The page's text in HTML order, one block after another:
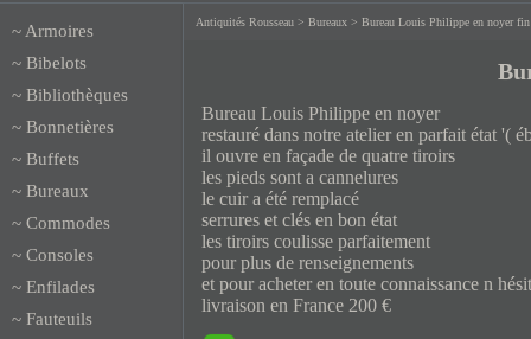
~ Armoires
~ Bibelots
~ Bibliothèques
~ Bonnetières
~ Buffets
~ Bureaux
~ Commodes
~ Consoles
~ Enfilades
~ Fauteuils
Antiquités Rousseau > Bureaux > Bureau Louis Philippe en noyer fin
Bureau Louis Philippe en noyer
restauré dans notre atelier en parfait état '(
il ouvre en façade de quatre tiroirs
les pieds sont a cannelures
le cuir a été remplacé
serrures et clés en bon état
les tiroirs coulisse parfaitement
pour plus de renseignements
et pour acheter en toute connaissance n
livraison en France 200 €